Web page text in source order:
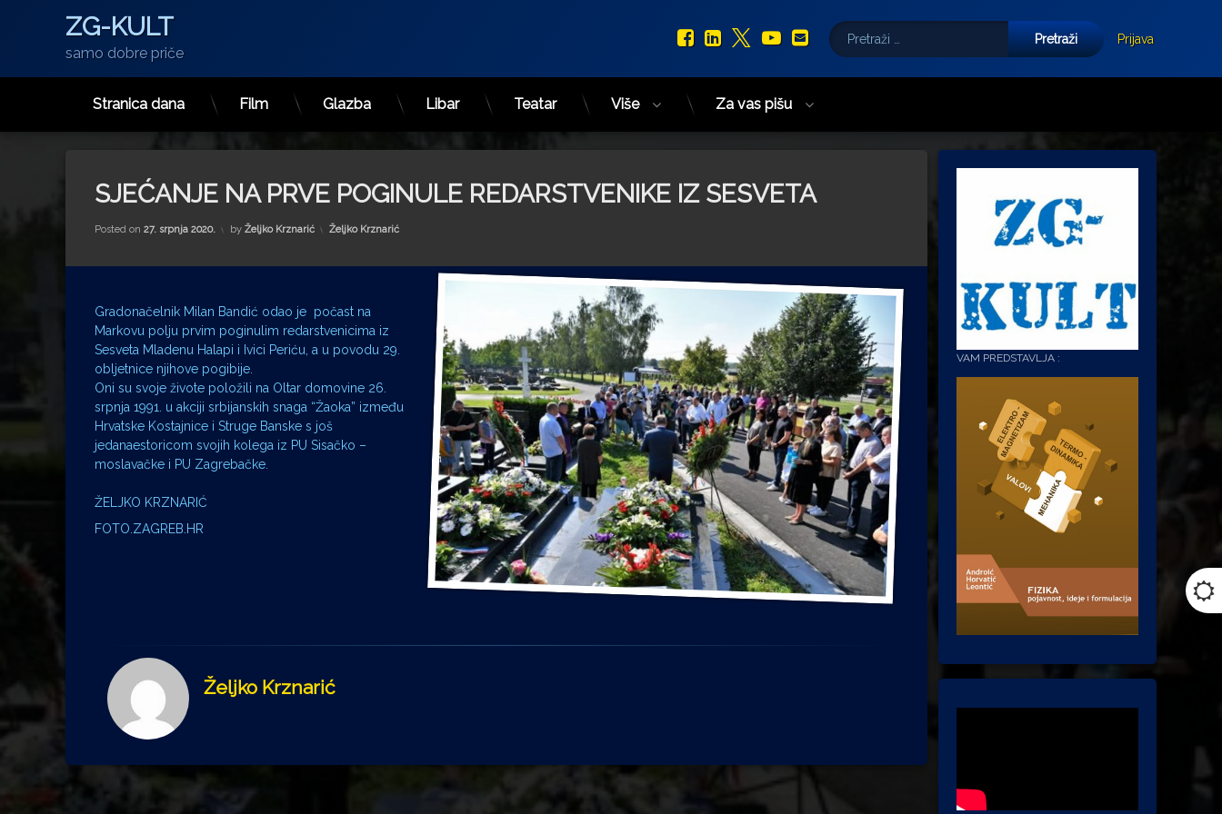
Preskoči
ZG-KULT
samo dobre priče
Facebook
LinkedIn
X.com
YouTube
E-mail
Pretraži:
Prijava
Stranica dana Film Glazba Libar Teatar Više Za vas pišu
SJEĆANJE NA PRVE POGINULE REDARSTVENIKE IZ SESVETA
Posted on 27. srpnja 2020. by Željko Krznarić Kategorije:
Željko Krznarić
Gradonačelnik Milan Bandić odao je počast na
Markovu polju prvim poginulim redarstvenicima iz
Sesveta Mladenu Halapi i Ivici Periću, a u povodu 29.
obljetnice njihove pogibije.
Oni su svoje živote položili na Oltar domovine 26.
srpnja 1991. u akciji srbijanskih snaga “Žaoka” između
Hrvatske Kostajnice i Struge Banske s još
jedanaestoricom svojih kolega iz PU Sisačko –
moslavačke i PU Zagrebačke.
ŽELJKO KRZNARIĆ
FOTO.ZAGREB.HR
Željko Krznarić
VAM PREDSTAVLJA :